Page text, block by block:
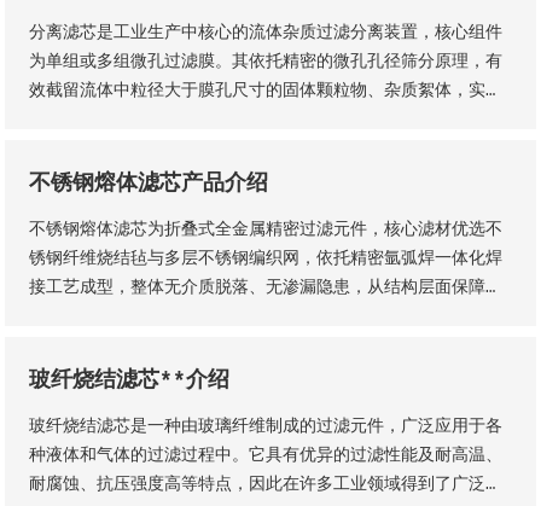
分离滤芯是工业生产中核心的流体杂质过滤分离装置，核心组件
为单组或多组微孔过滤膜。其依托精密的微孔孔径筛分原理，有
效截留流体中粒径大于膜孔尺寸的固体颗粒物、杂质絮体，实现
工、石油、钢铁、矿山等各类工业场景，为工业化稳定生产、产
不锈钢熔体滤芯产品介绍
不锈钢熔体滤芯为折叠式全金属精密过滤元件，核心滤材优选不
锈钢纤维烧结毡与多层不锈钢编织网，依托精密氩弧焊一体化焊
接工艺成型，整体无介质脱落、无渗漏隐患，从结构层面保障了
玻纤烧结滤芯**介绍
玻纤烧结滤芯是一种由玻璃纤维制成的过滤元件，广泛应用于各
种液体和气体的过滤过程中。它具有优异的过滤性能及耐高温、
耐腐蚀、抗压强度高等特点，因此在许多工业领域得到了广泛的